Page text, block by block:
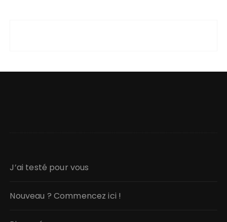
J’ai testé pour vous
Nouveau ? Commencez ici !